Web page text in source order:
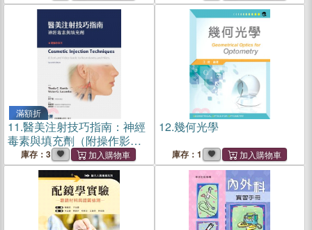
滿額折
11.醫美注射技巧指南：神經
毒素與填充劑（附操作影
片）庫存：3
12.幾何光學
庫存：1